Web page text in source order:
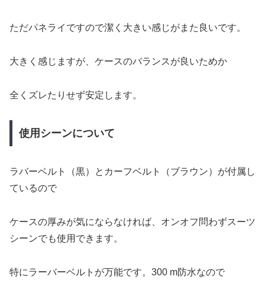
ただパネライですので潔く大きい感じがまた良いです。
大きく感じますが、ケースのバランスが良いためか
全くズレたりせず安定します。
使用シーンについて
ラバーベルト（黒）とカーフベルト（ブラウン）が付属し
ているので
ケースの厚みが気にならなければ、オンオフ問わずスーツ
シーンでも使用できます。
特にラーバーベルトが万能です。300 m防水なので